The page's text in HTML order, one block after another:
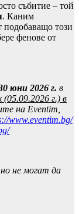
събитие – той
. Каним
подобаващо този
фенове от
юни 2026 г. в
(05.09.2026 г.) в
на Eventim,
www.eventim.bg/
не могат дa